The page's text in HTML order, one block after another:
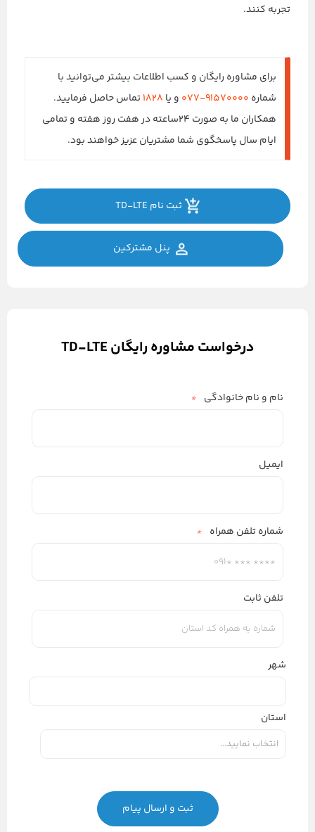
تجربه کنند.
برای مشاوره رایگان و کسب اطلاعات بیشتر می‌توانید با
شماره ۹۱۵۷۰۰۰۰-۰۷۷ و یا ۱۸۲۸تماس حاصل فرمایید.
همکاران ما به صورت ۲۴ساعته در هفت روز هفته و تمامی
ایام سال پاسخگوی شما مشتریان عزیز خواهند بود.
ثبت‌ نام TD-LTE
پنل مشترکین
درخواست مشاوره رایگان TD-LTE
نام و نام خانوادگی *
ایمیل
شماره تلفن همراه *
تلفن ثابت
شهر
استان